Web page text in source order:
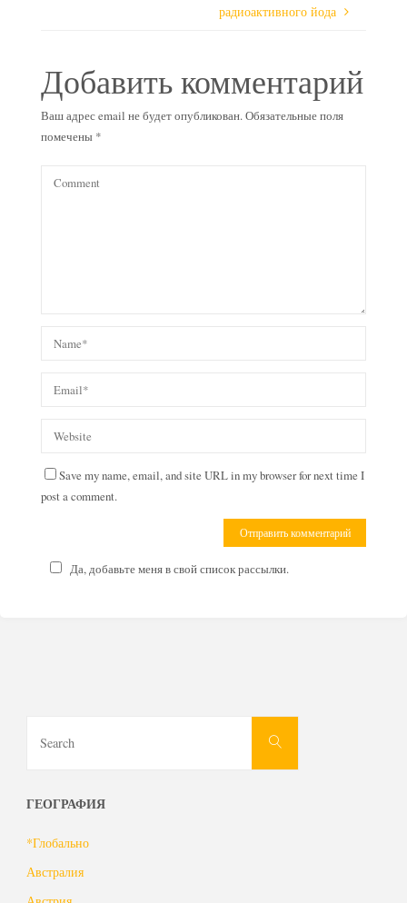
радиоактивного йода
Добавить комментарий
Ваш адрес email не будет опубликован.Обязательные поля
помечены *
Save my name, email, and site URL in my browser for next time I
post a comment.
Да, добавьте меня в свой список рассылки.
Search
ГЕОГРАФИЯ
*Глобально
Австралия